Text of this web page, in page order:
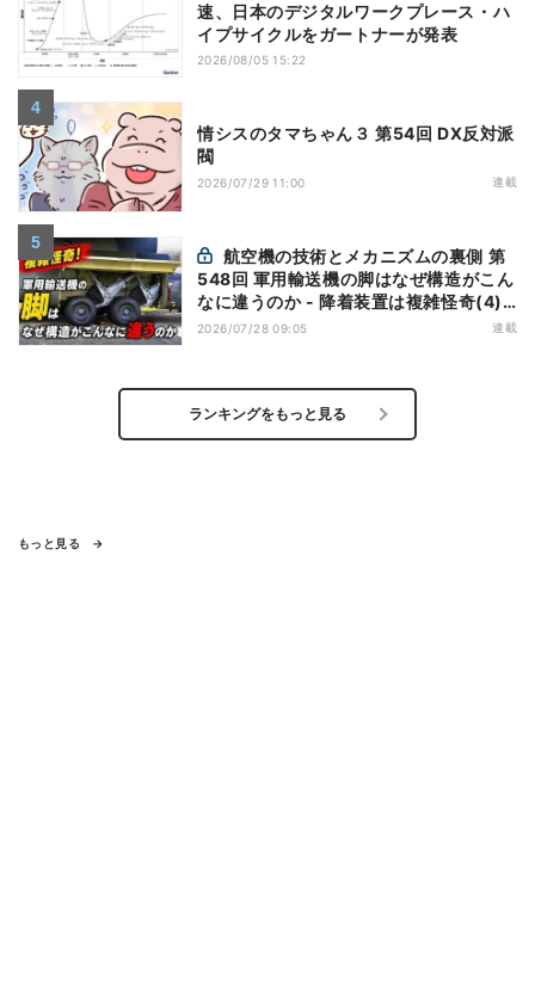
速、日本のデジタルワークプレース・ハ
イプサイクルをガートナーが発表
2026/08/05 15:22
情シスのタマちゃん３ 第54回 DX反対派
閥
2026/07/29 11:00 連載
548回 軍用輸送機の脚はなぜ構造がこん
なに違うのか - 降着装置は複雑怪奇(4)|
軍用輸送機(9)
2026/07/28 09:05 連載
ランキングをもっと見る
もっと見る